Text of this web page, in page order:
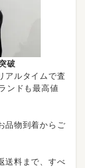
破
アルタイムで査
ンドも最高値
品物到着からご
送料まで、すべ